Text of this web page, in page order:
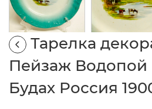
Тарелка
Пейзаж Водопой
Будах Россия